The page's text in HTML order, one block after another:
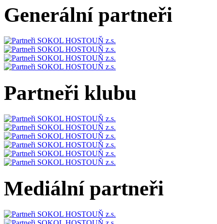
Generální partneři
Partneři klubu
Mediální partneři